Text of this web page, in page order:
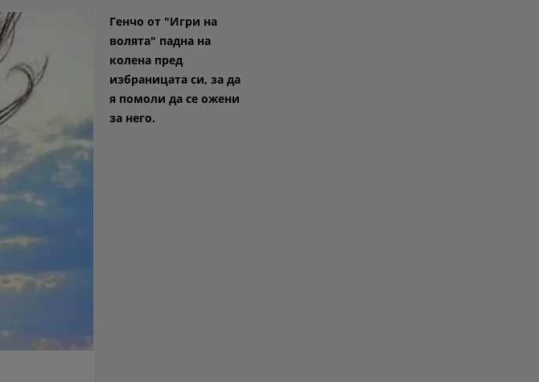
Генчо от "Игри на
волята" падна на
колена пред
избраницата си, за да
я помоли да се ожени
за него.